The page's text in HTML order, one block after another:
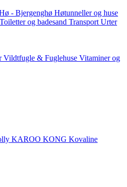
- Bjergenghø Høtunneller og huse
Toiletter og badesand Transport Urter
Vildtfugle & Fuglehuse Vitaminer og
KAROO KONG Kovaline